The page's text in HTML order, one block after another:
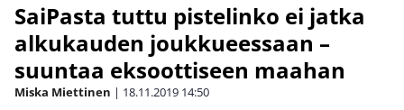
SaiPasta tuttu pistelinko ei jatka
alkukauden joukkueessaan –
suuntaa eksoottiseen maahan
Miska Miettinen | 18.11.2019 14:50